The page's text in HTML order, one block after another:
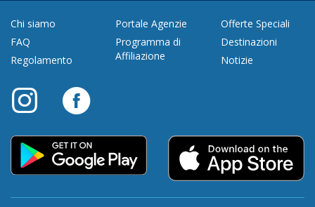
Chi siamo
FAQ
Regolamento
Portale Agenzie
Programma di
Affiliazione
Offerte Speciali
Destinazioni
Notizie